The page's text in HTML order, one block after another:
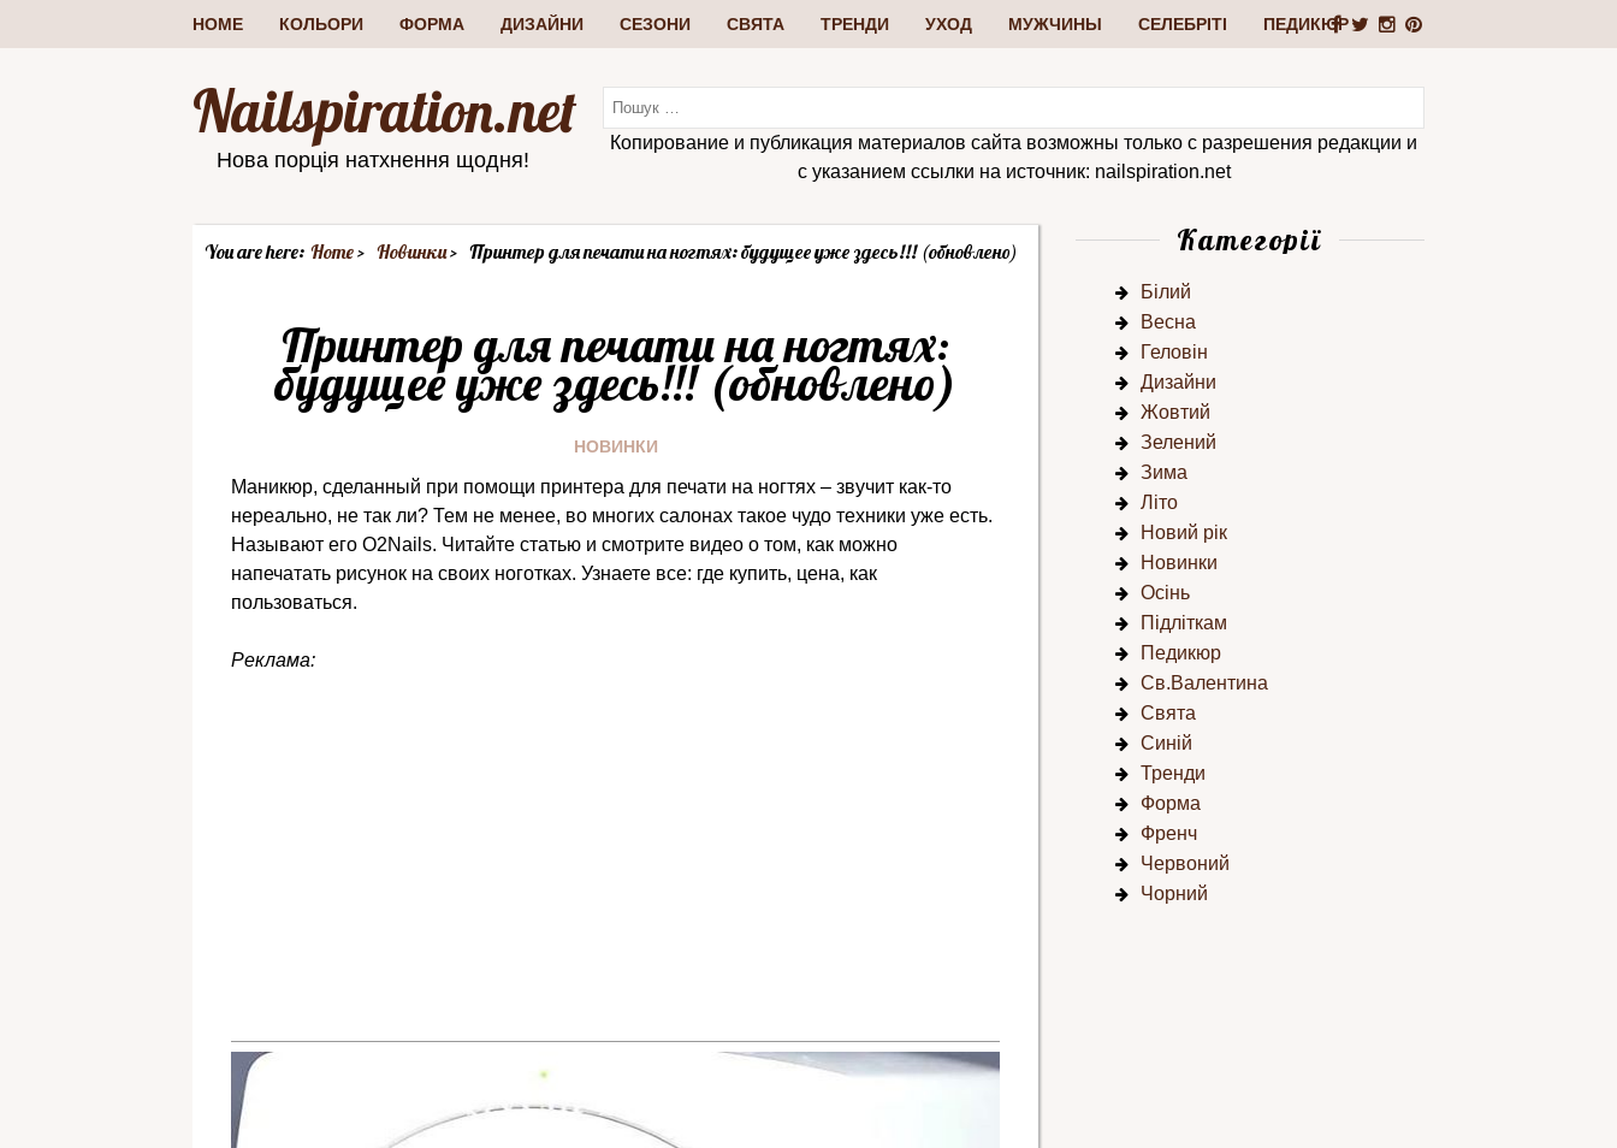
HOME КОЛЬОРИ ФОРМА ДИЗАЙНИ СЕЗОНИ СВЯТА ТРЕНДИ УХОД МУЖЧИНЫ СЕЛЕБРІТІ ПЕДИКЮР
Nailspiration.net
Нова порція натхнення щодня!
Копирование и публикация материалов сайта возможны только с разрешения редакции и
с указанием ссылки на источник: nailspiration.net
You are here: Home Новинки Принтер для печати на ногтях: будущее уже здесь!!! (обновлено)
Принтер для печати на ногтях:
будущее уже здесь!!! (обновлено)
НОВИНКИ
Маникюр, сделанный при помощи принтера для печати на ногтях – звучит как-то
нереально, не так ли? Тем не менее, во многих салонах такое чудо техники уже есть.
Называют его O2Nails. Читайте статью и смотрите видео о том, как можно
напечатать рисунок на своих ноготках. Узнаете все: где купить, цена, как
пользоваться.
Реклама:
Категорії
Білий
Весна
Геловін
Дизайни
Жовтий
Зелений
Зима
Літо
Новий рік
Новинки
Осінь
Підліткам
Педикюр
Св.Валентина
Свята
Синій
Тренди
Форма
Френч
Червоний
Чорний